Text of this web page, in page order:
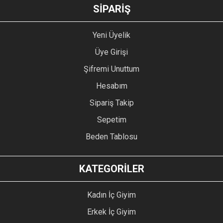
GÖNDER
SİPARİŞ
Yeni Üyelik
Üye Girişi
Şifremi Unuttum
Hesabım
Sipariş Takip
Sepetim
Beden Tablosu
KATEGORİLER
Kadın İç Giyim
Erkek İç Giyim